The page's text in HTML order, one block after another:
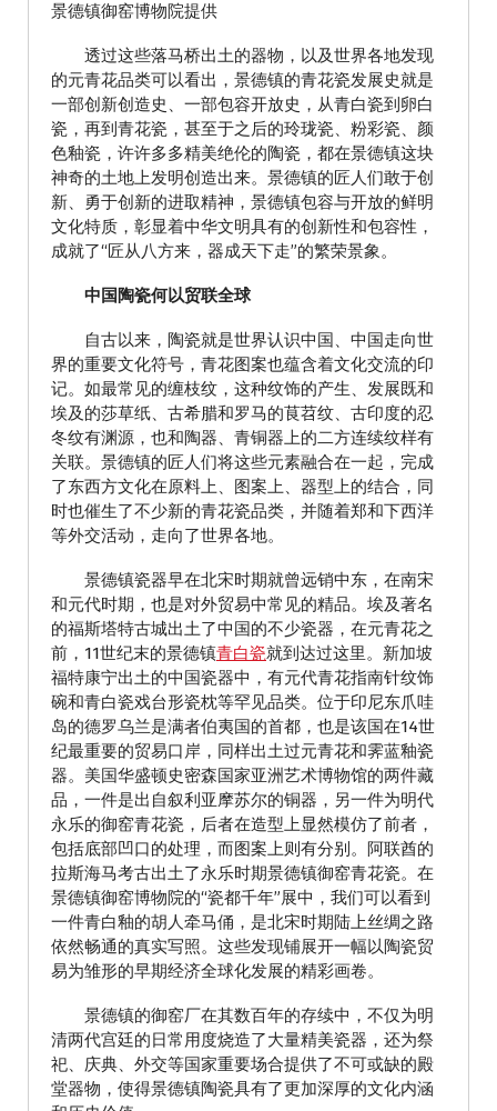
景德镇御窑博物院提供
透过这些落马桥出土的器物，以及世界各地发现
的元青花品类可以看出，景德镇的青花瓷发展史就是
一部创新创造史、一部包容开放史，从青白瓷到卵白
瓷，再到青花瓷，甚至于之后的玲珑瓷、粉彩瓷、颜
色釉瓷，许许多多精美绝伦的陶瓷，都在景德镇这块
神奇的土地上发明创造出来。景德镇的匠人们敢于创
新、勇于创新的进取精神，景德镇包容与开放的鲜明
文化特质，彰显着中华文明具有的创新性和包容性，
成就了“匠从八方来，器成天下走”的繁荣景象。
中国陶瓷何以贸联全球
自古以来，陶瓷就是世界认识中国、中国走向世
界的重要文化符号，青花图案也蕴含着文化交流的印
记。如最常见的缠枝纹，这种纹饰的产生、发展既和
埃及的莎草纸、古希腊和罗马的茛苕纹、古印度的忍
冬纹有渊源，也和陶器、青铜器上的二方连续纹样有
关联。景德镇的匠人们将这些元素融合在一起，完成
了东西方文化在原料上、图案上、器型上的结合，同
时也催生了不少新的青花瓷品类，并随着郑和下西洋
等外交活动，走向了世界各地。
景德镇瓷器早在北宋时期就曾远销中东，在南宋
和元代时期，也是对外贸易中常见的精品。埃及著名
的福斯塔特古城出土了中国的不少瓷器，在元青花之
前，11世纪末的景德镇青白瓷就到达过这里。新加坡
福特康宁出土的中国瓷器中，有元代青花指南针纹饰
碗和青白瓷戏台形瓷枕等罕见品类。位于印尼东爪哇
岛的德罗乌兰是满者伯夷国的首都，也是该国在14世
纪最重要的贸易口岸，同样出土过元青花和霁蓝釉瓷
器。美国华盛顿史密森国家亚洲艺术博物馆的两件藏
品，一件是出自叙利亚摩苏尔的铜器，另一件为明代
永乐的御窑青花瓷，后者在造型上显然模仿了前者，
包括底部凹口的处理，而图案上则有分别。阿联酋的
拉斯海马考古出土了永乐时期景德镇御窑青花瓷。在
景德镇御窑博物院的“瓷都千年”展中，我们可以看到
一件青白釉的胡人牵马俑，是北宋时期陆上丝绸之路
依然畅通的真实写照。这些发现铺展开一幅以陶瓷贸
易为雏形的早期经济全球化发展的精彩画卷。
景德镇的御窑厂在其数百年的存续中，不仅为明
清两代宫廷的日常用度烧造了大量精美瓷器，还为祭
祀、庆典、外交等国家重要场合提供了不可或缺的殿
堂器物，使得景德镇陶瓷具有了更加深厚的文化内涵